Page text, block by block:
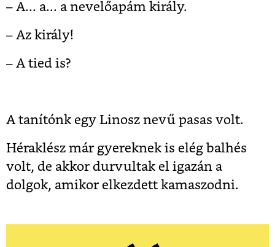
– A... a... a nevelőapám király.
– Az király!
– A tied is?
A tanítónk egy Linosz nevű pasas volt.
Héraklész már gyereknek is elég balhés
volt, de akkor durvultak el igazán a
dolgok, amikor elkezdett kamaszodni.